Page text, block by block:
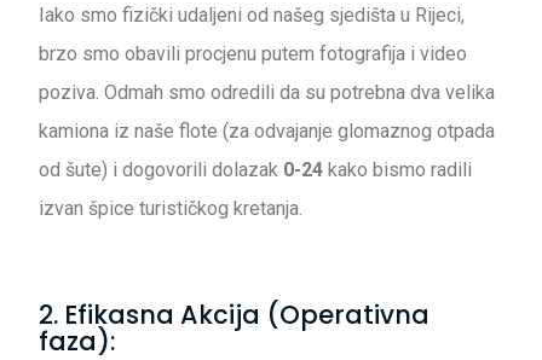
Iako smo fizički udaljeni od našeg sjedišta u Rijeci,
brzo smo obavili procjenu putem fotografija i video
poziva. Odmah smo odredili da su potrebna dva velika
kamiona iz naše flote (za odvajanje glomaznog otpada
od šute) i dogovorili dolazak 0-24 kako bismo radili
izvan špice turističkog kretanja.
2. Efikasna Akcija (Operativna
faza):